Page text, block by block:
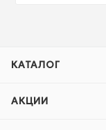
КАТАЛОГ
АКЦИИ